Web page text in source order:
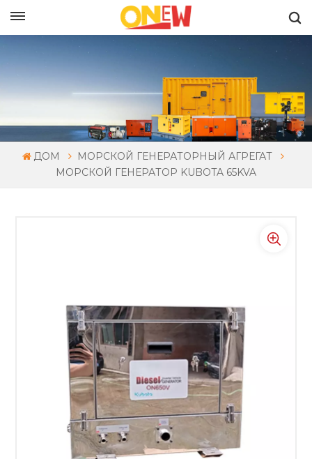
ДОМ
МОРСКОЙ ГЕНЕРАТОРНЫЙ АГРЕГАТ
МОРСКОЙ ГЕНЕРАТОР KUBOTA 65KVA